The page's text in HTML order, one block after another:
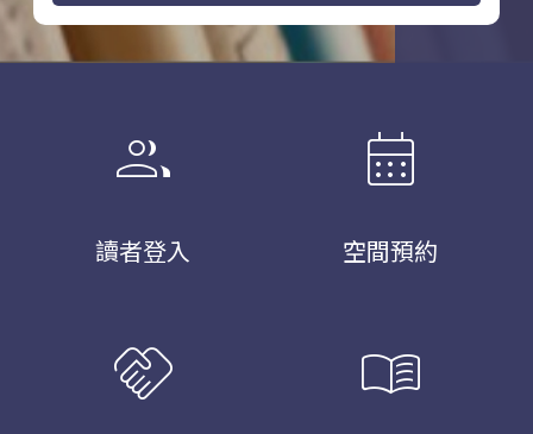
group
讀者登入
calendar_month
空間預約
handshake menu_book